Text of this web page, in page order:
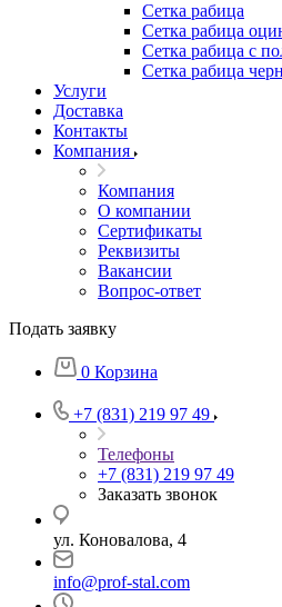
Сетка рабица
Сетка рабица
Сетка рабица с
Сетка рабица
Услуги
Доставка
Контакты
Компания
Компания
О компании
Сертификаты
Реквизиты
Вакансии
Вопрос-ответ
Подать заявку
0 Корзина
+7 (831) 219 97 49
Телефоны
+7 (831) 219 97 49
Заказать звонок
ул. Коновалова, 4
info@prof-stal.com